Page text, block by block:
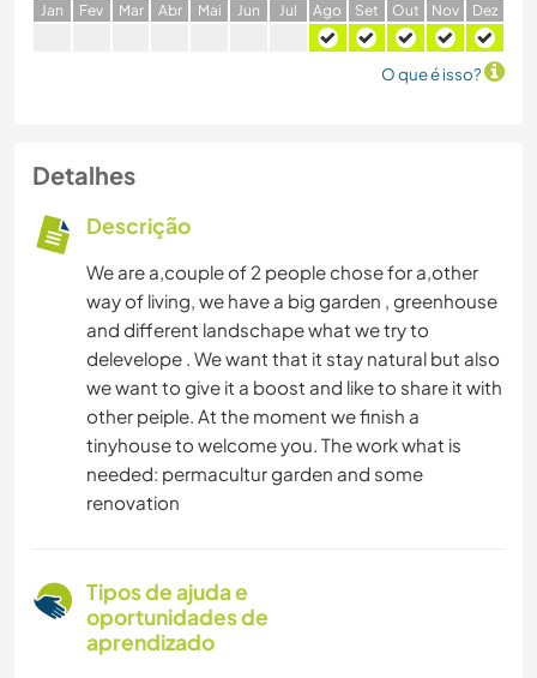
Jan Fev Mar Abr Mai Jun Jul Ago Set Out Nov Dez
O que é isso?
Detalhes
Descrição
We are a,couple of 2 people chose for a,other
way of living, we have a big garden , greenhouse
and different landschape what we try to
delevelope . We want that it stay natural but also
we want to give it a boost and like to share it with
other peiple. At the moment we finish a
tinyhouse to welcome you. The work what is
needed: permacultur garden and some
renovation
Tipos de ajuda e
oportunidades de
aprendizado